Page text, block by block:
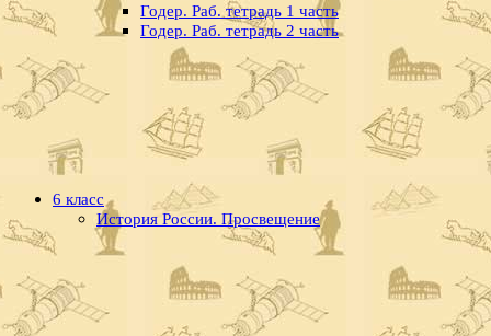
Годер. Раб. тетрадь 1 часть
Годер. Раб. тетрадь 2 часть
6 класс
История России. Просвещение